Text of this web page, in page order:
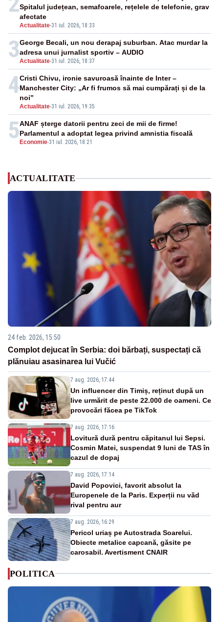
Actualitate-31 iul. 2026, 18:33
Spitalul județean, semafoarele, rețelele de telefonie, grav
afectate
3Actualitate-31 iul. 2026, 18:37
George Becali, un nou derapaj suburban. Atac murdar la
adresa unui jurnalist sportiv – AUDIO
4
Actualitate-31 iul. 2026, 19:35
Cristi Chivu, ironie savuroasă înainte de Inter –
Manchester City: „Ar fi frumos să mai cumpărați și de la
noi”
5 Economie-31 iul. 2026, 18:21
ANAF șterge datorii pentru zeci de mii de firme!
Parlamentul a adoptat legea privind amnistia fiscală
ACTUALITATE
24 feb. 2026, 15:50
Complot dejucat în Serbia: doi bărbați, suspectați că
plănuiau asasinarea lui Vučić
7 aug. 2026, 17:44
Un influencer din Timiș, reținut după un
live urmărit de peste 22.000 de oameni. Ce
provocări făcea pe TikTok
7 aug. 2026, 17:16
Lovitură dură pentru căpitanul lui Sepsi.
Cosmin Matei, suspendat 9 luni de TAS în
cazul de dopaj
7 aug. 2026, 17:14
David Popovici, favorit absolut la
Europenele de la Paris. Experții nu văd
rival pentru aur
7 aug. 2026, 16:29
Pericol uriaș pe Autostrada Soarelui.
Obiecte metalice capcană, găsite pe
carosabil. Avertisment CNAIR
POLITICA